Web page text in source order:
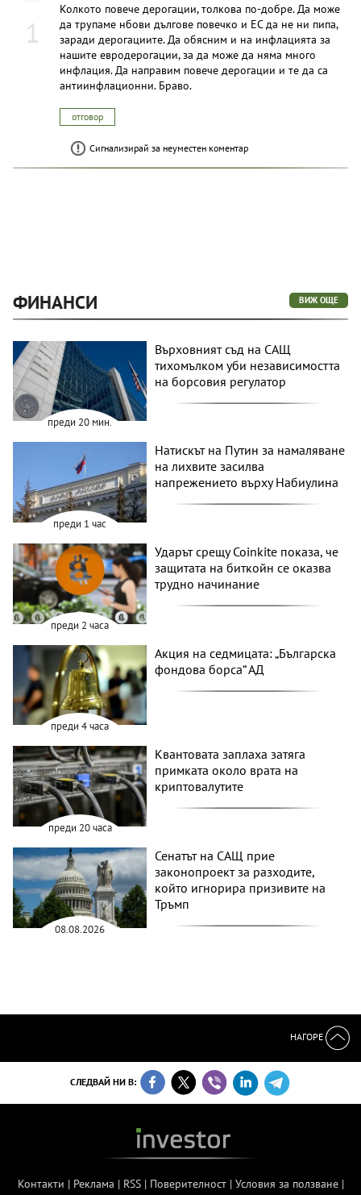
1
Колкото повече дерогации, толкова по-добре. Да може
да трупаме нбови дългове повечко и ЕС да не ни пипа,
заради дерогациите. Да обясним и на инфлацията за
нашите евродерогации, за да може да няма много
инфлация. Да направим повече дерогации и те да са
антиинфлационни. Браво.
отговор
Сигнализирай за неуместен коментар
ФИНАНСИ ВИЖ ОЩЕ
преди 20 мин.
Върховният съд на САЩ
тихомълком уби независимостта
на борсовия регулатор
преди 1 час
Натискът на Путин за намаляване
на лихвите засилва
напрежението върху Набиулина
преди 2 часа
Ударът срещу Coinkite показа, че
защитата на биткойн се оказва
трудно начинание
преди 4 часа
Акция на седмицата: „Българска
фондова борса“ АД
преди 20 часа
Квантовата заплаха затяга
примката около врата на
криптовалутите
08.08.2026
Сенатът на САЩ прие
законопроект за разходите,
който игнорира призивите на
Тръмп
НАГОРЕ
СЛЕДВАЙ НИ В:
Контакти | Реклама | RSS| Поверителност| Условия за ползване|